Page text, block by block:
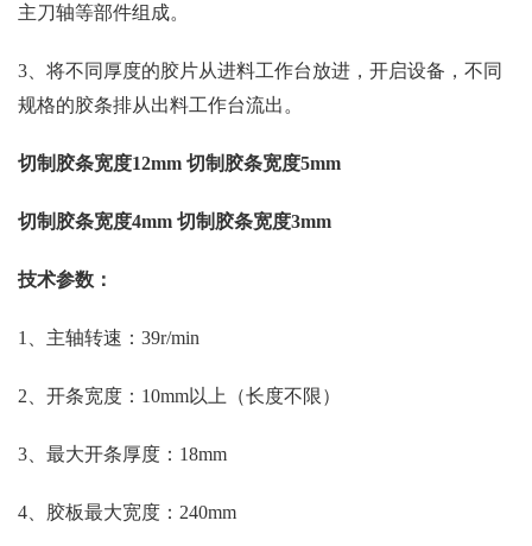
主刀轴等部件组成。
3、将不同厚度的胶片从进料工作台放进，开启设备，不同
规格的胶条排从出料工作台流出。
切制胶条宽度12mm 切制胶条宽度5mm
切制胶条宽度4mm 切制胶条宽度3mm
技术参数：
1、主轴转速：39r/min
2、开条宽度：10mm以上（长度不限）
3、最大开条厚度：18mm
4、胶板最大宽度：240mm